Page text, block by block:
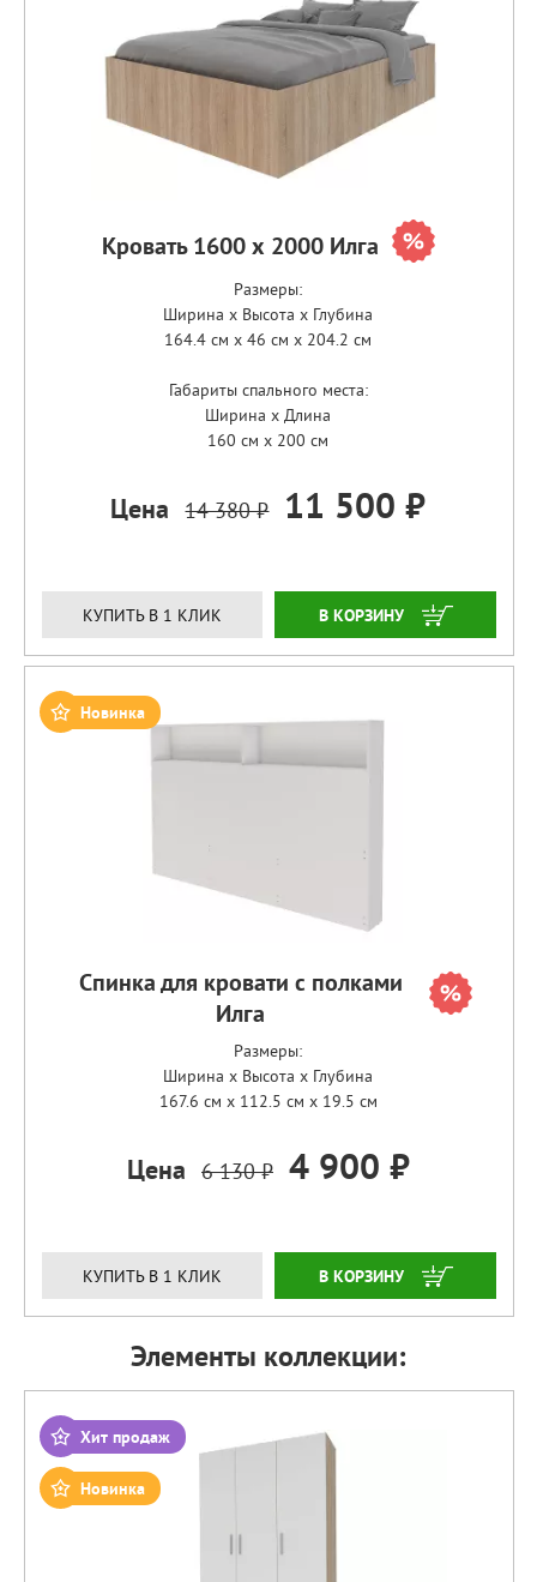
Кровать 1600 х 2000 Илга
Размеры:
Ширина x Высота x Глубина
164.4 см x 46 см x 204.2 см
Габариты спального места:
Ширина x Длина
160 см x 200 см
Цена 14 380 ₽ 11 500 ₽
КУПИТЬ В 1 КЛИК ЗАКАЗАТЬ
Новинка
Спинка для кровати с полками
Илга
Размеры:
Ширина x Высота x Глубина
167.6 см x 112.5 см x 19.5 см
Цена 6 130 ₽ 4 900 ₽
КУПИТЬ В 1 КЛИК ЗАКАЗАТЬ
Элементы коллекции:
Хит продаж
Новинка